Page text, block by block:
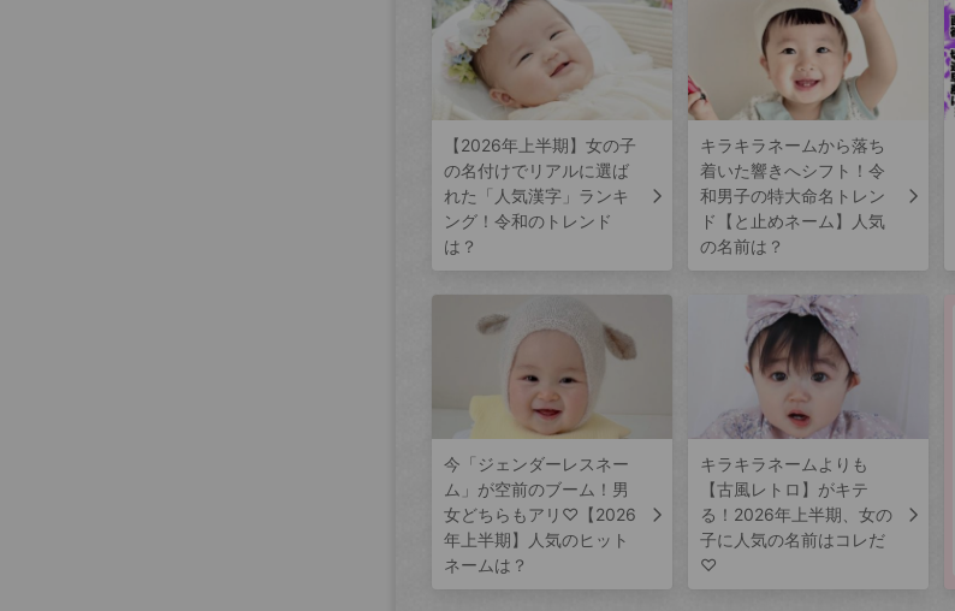
【2026年上半期】女の子
の名付けでリアルに選ば
れた「人気漢字」ランキ
ング！令和のトレンド
は？
キラキラネームから落ち
着いた響きへシフト！令
和男子の特大命名トレン
ド【と止めネーム】人気
の名前は？
今「ジェンダーレスネー
ム」が空前のブーム！男
女どちらもアリ♡【2026
年上半期】人気のヒット
ネームは？
キラキラネームよりも
【古風レトロ】がキテ
る！2026年上半期、女の
子に人気の名前はコレだ
♡